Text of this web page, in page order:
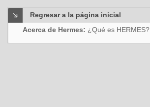
Regresar a la página inicial
Acerca de Hermes: ¿Qué es HERMES?